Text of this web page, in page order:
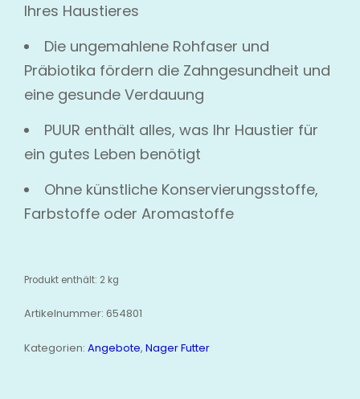
Ihres Haustieres
Die ungemahlene Rohfaser und
Präbiotika fördern die Zahngesundheit und
eine gesunde Verdauung
PUUR enthält alles, was Ihr Haustier für
ein gutes Leben benötigt
Ohne künstliche Konservierungsstoffe,
Farbstoffe oder Aromastoffe
Produkt enthält: 2 kg
Artikelnummer: 654801
Kategorien: Angebote, Nager Futter